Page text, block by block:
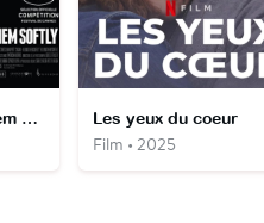
Cogan : Killing Them Softly Les yeux du coeur
Film • 2025